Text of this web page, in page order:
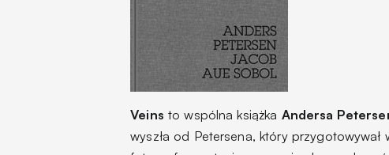
Veins to wspólna książka Andersa
wyszła od Petersena, który